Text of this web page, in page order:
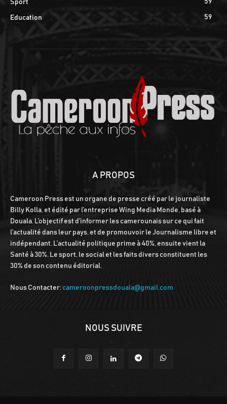
Sport 59
Education 59
A PROPOS
Cameroon Press est un organe de presse créé par le journaliste
Billy Kolla, et édité par l’entreprise Wing Media Monde, basé à
Douala. L’objectif est d’informer les camerounais sur ce qui fait
l’actualité dans leur pays, et de promouvoir le Journalisme libre et
indépendant. L’actualité politique prime à 40%, ensuite vient la
Santé à 30%. Le sport, le social et les faits divers constituent les
30% de son contenu éditorial.
Nous Contacter: cameroonpressdouala@gmail.com
NOUS SUIVRE